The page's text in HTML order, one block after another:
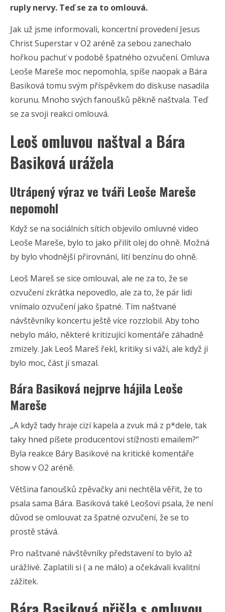
ruply nervy. Teď se za to omlouvá.
Jak už jsme informovali, koncertní provedení Jesus
Christ Superstar v O2 aréně za sebou zanechalo
hořkou pachuť v podobě špatného ozvučení. Omluva
Leoše Mareše moc nepomohla, spíše naopak a Bára
Basiková tomu svým příspěvkem do diskuse nasadila
korunu. Mnoho svých fanoušků pěkně naštvala. Teď
se za svoji reakci omlouvá.
Leoš omluvou naštval a Bára
Basiková urážela
Utrápený výraz ve tváři Leoše Mareše
nepomohl
Když se na sociálních sítích objevilo omluvné video
Leoše Mareše, bylo to jako přilít olej do ohně. Možná
by bylo vhodnější přirovnání, lití benzínu do ohně.
Leoš Mareš se sice omlouval, ale ne za to, že se
ozvučení zkrátka nepovedlo, ale za to, že pár lidí
vnímalo ozvučení jako špatné. Tím naštvané
návštěvníky koncertu ještě více rozzlobil. Aby toho
nebylo málo, některé kritizující komentáře záhadně
zmizely. Jak Leoš Mareš řekl, kritiky si váží, ale když jí
bylo moc, část jí smazal.
Bára Basiková nejprve hájila Leoše
Mareše
„A když tady hraje cizí kapela a zvuk má z p*dele, tak
taky hned píšete producentovi stížnosti emailem?“
Byla reakce Báry Basikové na kritické komentáře
show v O2 aréně.
Většina fanoušků zpěvačky ani nechtěla věřit, že to
psala sama Bára. Basiková také Leošovi psala, že není
důvod se omlouvat za špatné ozvučení, že se to
prostě stává.
Pro naštvané návštěvníky představení to bylo až
urážlivé. Zaplatili si ( a ne málo) a očekávali kvalitní
zážitek.